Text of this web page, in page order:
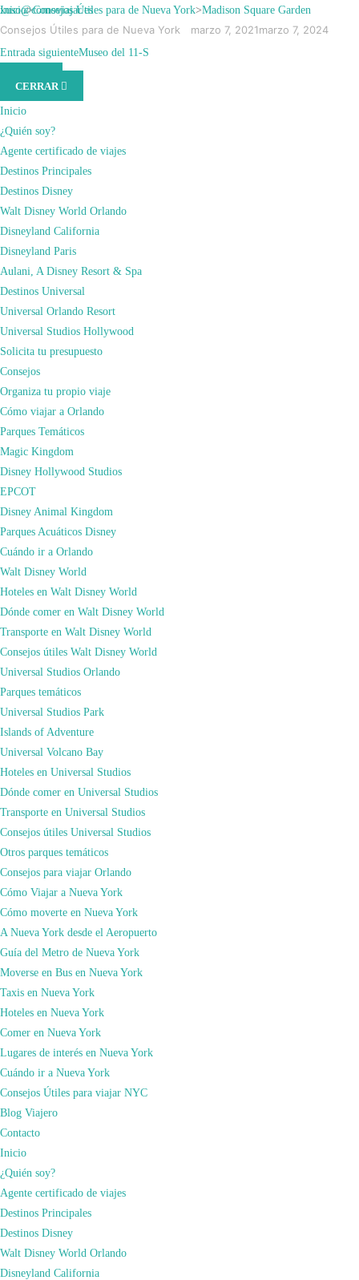
Saltar
al
contenido
tecla
Intro)
xuso@comoviajar.es
MENÚ
CERRAR
Inicio
¿Quién soy?
Agente certificado de viajes
Destinos Principales
Destinos Disney
Walt Disney World Orlando
Disneyland California
Disneyland Paris
Aulani, A Disney Resort & Spa
Destinos Universal
Universal Orlando Resort
Universal Studios Hollywood
Solicita tu presupuesto
Consejos
Organiza tu propio viaje
Cómo viajar a Orlando
Parques Temáticos
Magic Kingdom
Disney Hollywood Studios
EPCOT
Disney Animal Kingdom
Parques Acuáticos Disney
Cuándo ir a Orlando
Walt Disney World
Hoteles en Walt Disney World
Dónde comer en Walt Disney World
Transporte en Walt Disney World
Consejos útiles Walt Disney World
Universal Studios Orlando
Parques temáticos
Universal Studios Park
Islands of Adventure
Universal Volcano Bay
Hoteles en Universal Studios
Dónde comer en Universal Studios
Transporte en Universal Studios
Consejos útiles Universal Studios
Otros parques temáticos
Consejos para viajar Orlando
Cómo Viajar a Nueva York
Cómo moverte en Nueva York
A Nueva York desde el Aeropuerto
Guía del Metro de Nueva York
Moverse en Bus en Nueva York
Taxis en Nueva York
Hoteles en Nueva York
Comer en Nueva York
Lugares de interés en Nueva York
Cuándo ir a Nueva York
Consejos Útiles para viajar NYC
Blog Viajero
Contacto
Inicio
¿Quién soy?
Agente certificado de viajes
Destinos Principales
Destinos Disney
Walt Disney World Orlando
Disneyland California
Inicio>Consejos Útiles para de Nueva York>Madison Square Garden
Consejos Útiles para de Nueva York
marzo 7, 2021marzo 7, 2024
MADISON SQUARE
GARDEN
El Madison Square Garden, comúnmente
estadio deportivo más importante de Nueva York
conoce como «El coliseo más famoso del mundo».
Con cinco plantas y un aforo de más de 20.000 personas, el Madison Square
Garden es un gran conocido de todos los aficionados al boxeo.
décadas el MSG fue la Meca del Boxeo y en su ring pelearon hombres
como Muhammad Ali, Rocky Marciano, Joe Fraziero o Mike Tyson
Actualmente, aunque sigue habiendo combates de boxeo, la mayor parte de los
enfrentamientos importantes se celebran en Las Vegas en hoteles como
el MGM Grand.
A día de hoy los eventos más importantes que se desarrollan en el Madison
Square Garden son los de baloncesto y hockey sobre hielo.
profesionales que tienen este estadio como base de operaciones: New York
Knicks
(baloncesto),
(hockey sobre hielo).
Entrada anteriorHigh Line Elevated Park
Entrada siguienteMuseo del 11-S